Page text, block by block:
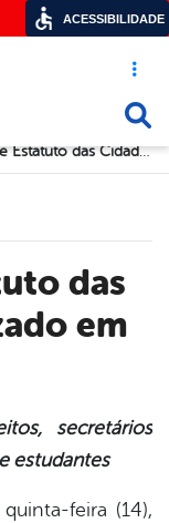
Acesso
Cursos sobre Estatuto das Cidades será realizado em Garanhuns
em
secretários
estudantes
feira (14),
ACESSIBILIDADE